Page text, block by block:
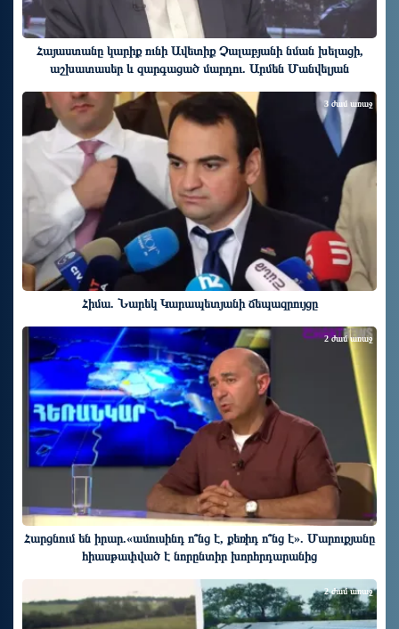
Հայաստանը կարիք ունի Ավետիք Չալաբյանի նման խելացի,
աշխատասեր և զարգացած մարդու. Արմեն Մանվելյան
Հիմա. Նարեկ Կարապետյանի ճեպազրույցը
3 ժամ առաջ
Հարցնում են իրար.«ամուսինդ ո՞նց է, քեռիդ ո՞նց է». Մարուքյանը
հիասթափված է նորընտիր խորհրդարանից
2 ժամ առաջ
2 ժամ առաջ